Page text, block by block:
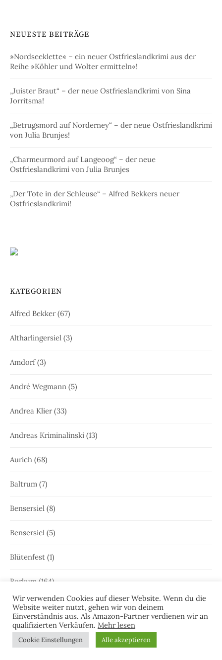
NEUESTE BEITRÄGE
»Nordseeklette« – ein neuer Ostfrieslandkrimi aus der
Reihe »Köhler und Wolter ermitteln«!
„Juister Braut“ – der neue Ostfrieslandkrimi von Sina
Jorritsma!
„Betrugsmord auf Norderney“ – der neue Ostfrieslandkrimi
von Julia Brunjes!
„Charmeurmord auf Langeoog“ – der neue
Ostfrieslandkrimi von Julia Brunjes
„Der Tote in der Schleuse“ – Alfred Bekkers neuer
Ostfrieslandkrimi!
KATEGORIEN
Alfred Bekker(67)
Altharlingersiel (3)
Amdorf(3)
André Wegmann (5)
Andrea Klier(33)
Andreas Kriminalinski (13)
Aurich (68)
Baltrum (7)
Bensersiel (8)
Bensersiel (5)
Blütenfest (1)
Borkum (164)
Borkumer Kleinbahn(1)
Bünting Teemuseum(1)
Wir verwenden Cookies auf dieser Website. Wenn du die
Website weiter nutzt, gehen wir von deinem
Einverständnis aus. Als Amazon-Partner verdienen wir an
qualifizierten Verkäufen. Mehr lesen
Cookie Einstellungen Alle akzeptieren